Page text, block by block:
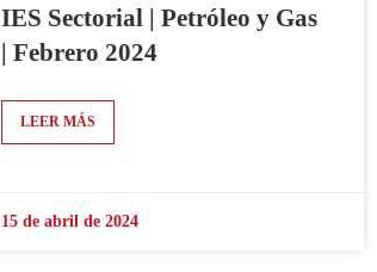
IES Sectorial | Petróleo y Gas
| Febrero 2024
LEER MÁS
15 de abril de 2024